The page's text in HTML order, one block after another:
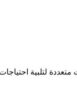
لتلبية احتياجات